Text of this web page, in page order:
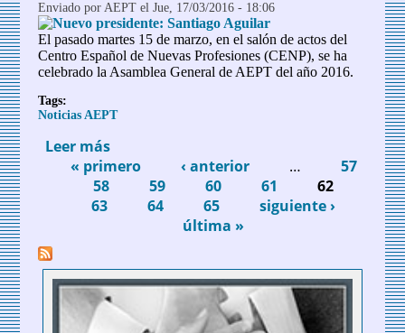
Enviado porAEPT el Jue, 17/03/2016 - 18:06
El pasado martes 15 de marzo, en el salón de actos del
Centro Español de Nuevas Profesiones (CENP), se ha
celebrado la Asamblea General de AEPT del año 2016.
Tags:
Noticias AEPT
Leer más
Ordinaria de la AEPT
Páginas
« primero ‹ anterior …
57
58
59 60 61
62
63
64 65
siguiente ›
última »